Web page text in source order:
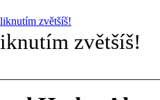
zvětšíš!